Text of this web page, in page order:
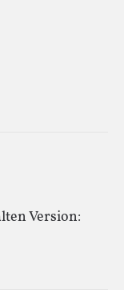
Version: